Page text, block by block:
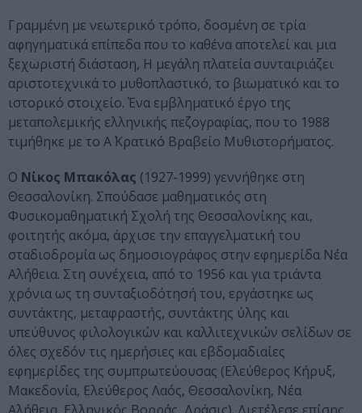
Γραμμένη με νεωτερικό τρόπο, δοσμένη σε τρία
αφηγηματικά επίπεδα που το καθένα αποτελεί και μια
ξεχωριστή διάσταση, Η μεγάλη πλατεία συνταιριάζει
αριστοτεχνικά το μυθοπλαστικό, το βιωματικό και το
ιστορικό στοιχείο. Ένα εμβληματικό έργο της
μεταπολεμικής ελληνικής πεζογραφίας, που το 1988
τιμήθηκε με το Α΄ Κρατικό Βραβείο Μυθιστορήματος.
Ο Νίκος Μπακόλας (1927-1999) γεννήθηκε στη
Θεσσαλονίκη. Σπούδασε μαθηματικός στη
Φυσικομαθηματική Σχολή της Θεσσαλονίκης και,
φοιτητής ακόμα, άρχισε την επαγγελματική του
σταδιοδρομία ως δημοσιογράφος στην εφημερίδα Νέα
Αλήθεια. Στη συνέχεια, από το 1956 και για τριάντα
χρόνια ως τη συνταξιοδότησή του, εργάστηκε ως
συντάκτης, μεταφραστής, συντάκτης ύλης και
υπεύθυνος φιλολογικών και καλλιτεχνικών σελίδων σε
όλες σχεδόν τις ημερήσιες και εβδομαδιαίες
εφημερίδες της συμπρωτεύουσας (Ελεύθερος Κήρυξ,
Μακεδονία, Ελεύθερος Λαός, Θεσσαλονίκη, Νέα